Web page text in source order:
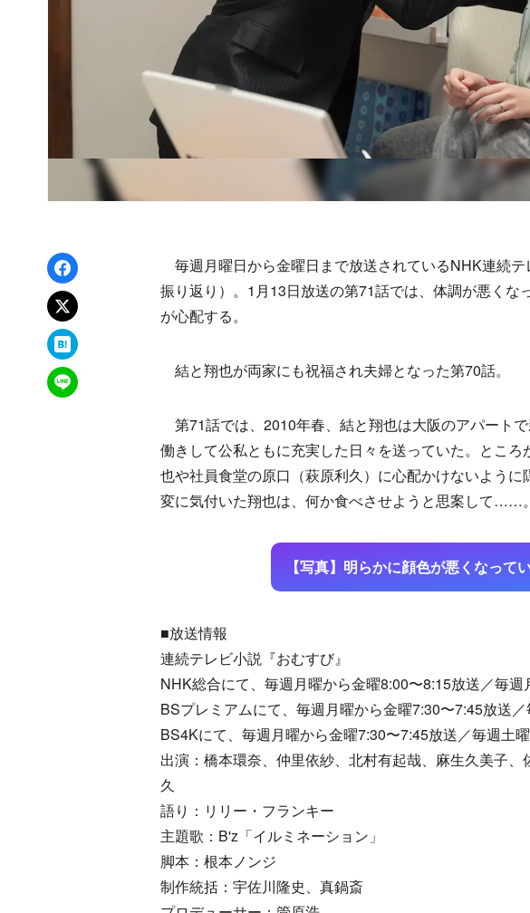
Facebookでシェア
xでポスト
はてなブックマーク
LINEで送る
毎週月曜日から金曜日まで放送されているNHK連続
振り返り）。1月13日放送の第71話では、体調が悪くな
が心配する。
結と翔也が両家にも祝福され夫婦となった第70話。
第71話では、2010年春、結と翔也は大阪のアパート
働きして公私ともに充実した日々を送っていた。とこ
也や社員食堂の原口（萩原利久）に心配かけないよう
変に気付いた翔也は、何か食べさせようと思案して……。
【写真】明らかに顔色が悪くなって
■放送情報
連続テレビ小説『おむすび』
NHK総合にて、毎週月曜から金曜8:00〜8:15放送／毎
BSプレミアムにて、毎週月曜から金曜7:30〜7:45放送
BS4Kにて、毎週月曜から金曜7:30〜7:45放送／毎週土
出演：橋本環奈、仲里依紗、北村有起哉、麻生久美子
久
語り：リリー・フランキー
主題歌：B'z「イルミネーション」
脚本：根本ノンジ
制作統括：宇佐川隆史、真鍋斎